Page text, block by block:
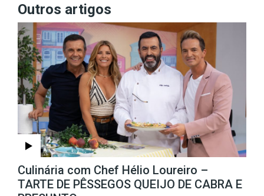
Outros artigos
Culinária com Chef Hélio Loureiro –
TARTE DE PÊSSEGOS QUEIJO DE CABRA E